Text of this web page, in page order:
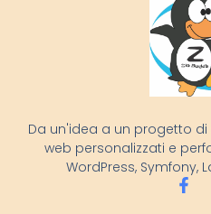
Da un'idea a un progetto di
web personalizzati e
WordPress, Symfony,